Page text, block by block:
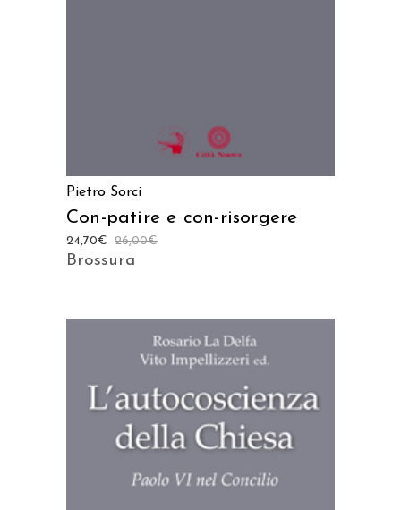
Pietro Sorci
Con-patire e con-risorgere
26,00€
24,70€
Brossura